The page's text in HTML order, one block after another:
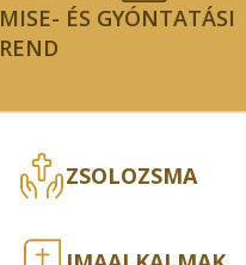
MISE- ÉS GYÓNTATÁSI
REND
ZSOLOZSMA